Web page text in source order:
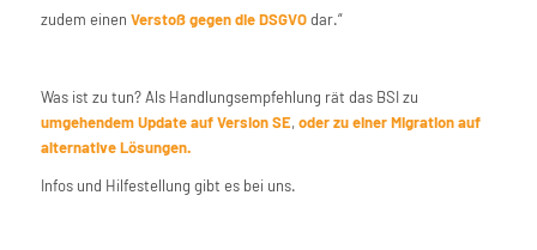
zudem einen Verstoß gegen die DSGVOdar.“
Was ist zu tun? Als Handlungsempfehlung rät das BSI zu
umgehendem Update auf Version SE,oder zu einer Migration auf
alternative Lösungen.
Infos und Hilfestellung gibt es bei uns.